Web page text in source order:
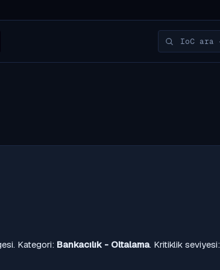
Kategori: Bankacılık - Oltalama. Kritiklik seviyesi: